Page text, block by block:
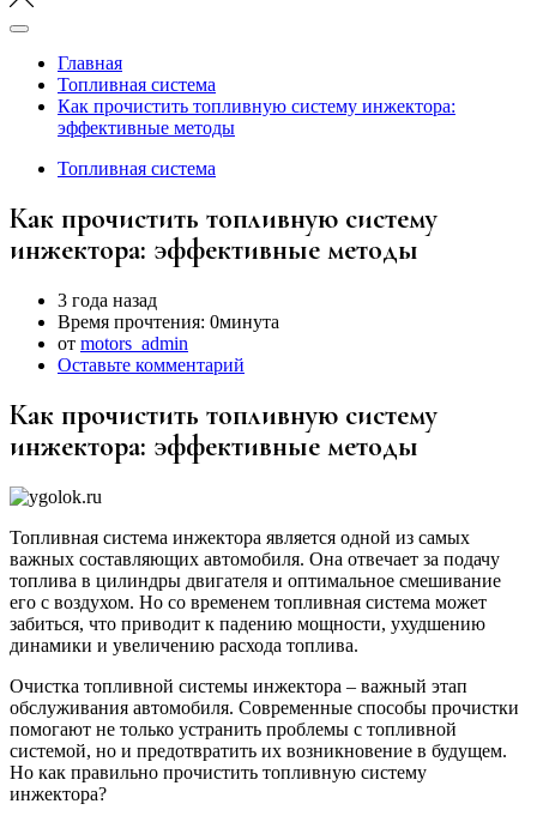
Главная
Топливная система
Как прочистить топливную систему инжектора:
эффективные методы
Топливная система
Как прочистить топливную систему
инжектора: эффективные методы
3 года назад
Время прочтения: 0минута
от motors_admin
Оставьте комментарий
Как прочистить топливную систему
инжектора: эффективные методы
Топливная система инжектора является одной из самых
важных составляющих автомобиля. Она отвечает за подачу
топлива в цилиндры двигателя и оптимальное смешивание
его с воздухом. Но со временем топливная система может
забиться, что приводит к падению мощности, ухудшению
динамики и увеличению расхода топлива.
Очистка топливной системы инжектора – важный этап
обслуживания автомобиля. Современные способы прочистки
помогают не только устранить проблемы с топливной
системой, но и предотвратить их возникновение в будущем.
Но как правильно прочистить топливную систему
инжектора?